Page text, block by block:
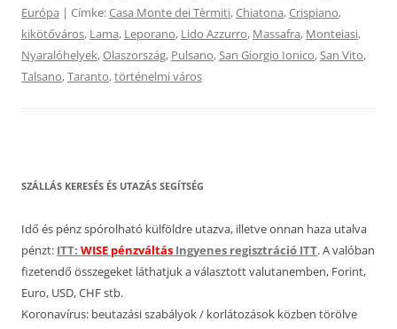
Európa | Címke:Casa Monte dei Tèrmiti,Chiatona,Crispiano,
kikötőváros, Lama, Leporano, Lido Azzurro, Massafra, Monteiasi,
Nyaralóhelyek,Olaszország, Pulsano,San Giorgio Ionico,San Vito,
Talsano,Taranto,történelmi város
SZÁLLÁS KERESÉS ÉS UTAZÁS SEGÍTSÉG
Idő és pénz spórolható külföldre utazva, illetve onnan haza utalva
pénzt: ITT: WISE pénzváltás Ingyenes regisztráció ITT. A valóban
fizetendő összegeket láthatjuk a választott valutanemben, Forint,
Euro, USD, CHF stb.
Koronavírus: beutazási szabályok / korlátozások közben törölve